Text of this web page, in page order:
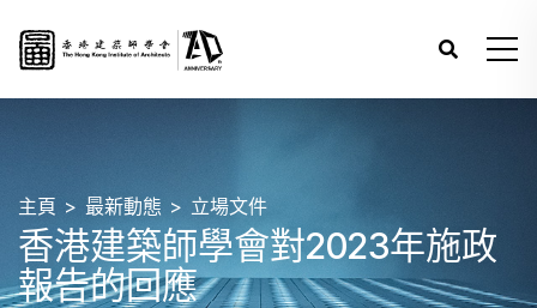
主頁 最新動態 立場文件
香港建築師學會對2023年施政
報告的回應